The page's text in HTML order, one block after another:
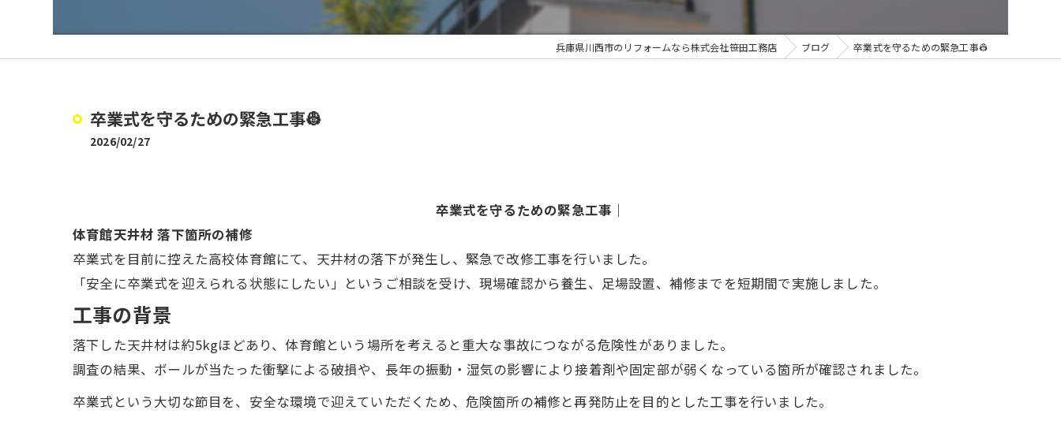
兵庫県川西市のリフォームなら株式会社笹田工務店 ブログ 卒業式を守るための緊急工事👷
卒業式を守るための緊急工事👷
2026/02/27
卒業式を守るための緊急工事｜
体育館天井材 落下箇所の補修
卒業式を目前に控えた高校体育館にて、天井材の落下が発生し、緊急で改修工事を行いました。
「安全に卒業式を迎えられる状態にしたい」というご相談を受け、現場確認から養生、足場設置、補修までを短期間で実施しました。
工事の背景
落下した天井材は約5kgほどあり、体育館という場所を考えると重大な事故につながる危険性がありました。
調査の結果、ボールが当たった衝撃による破損や、長年の振動・湿気の影響により接着剤や固定部が弱くなっている箇所が確認されました。
卒業式という大切な節目を、安全な環境で迎えていただくため、危険箇所の補修と再発防止を目的とした工事を行いました。